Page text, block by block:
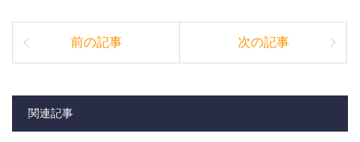
前の記事 次の記事
関連記事